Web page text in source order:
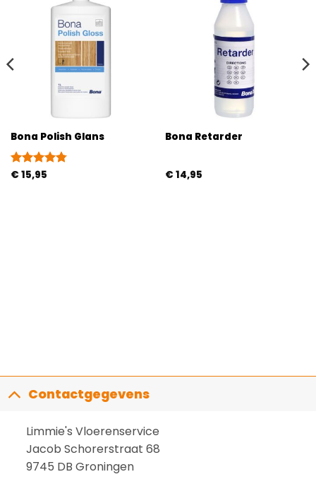
Bona Polish Glans
Gewaardeerd
€ 15,95
Bona Retarder
€ 14,95
Contactgegevens
Limmie's Vloerenservice
Jacob Schorerstraat 68
9745 DB Groningen